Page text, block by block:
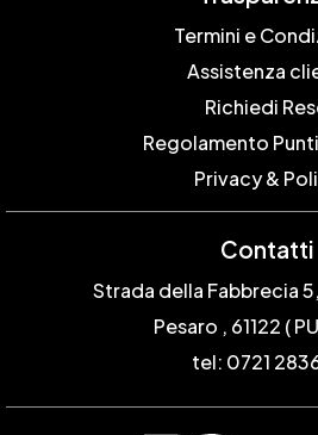
Termini e
Assistenza
Richiedi
Regolamento
Privacy &
Contatti
Strada della Fabbrecia
Pesaro , 61122 (
tel: 0721